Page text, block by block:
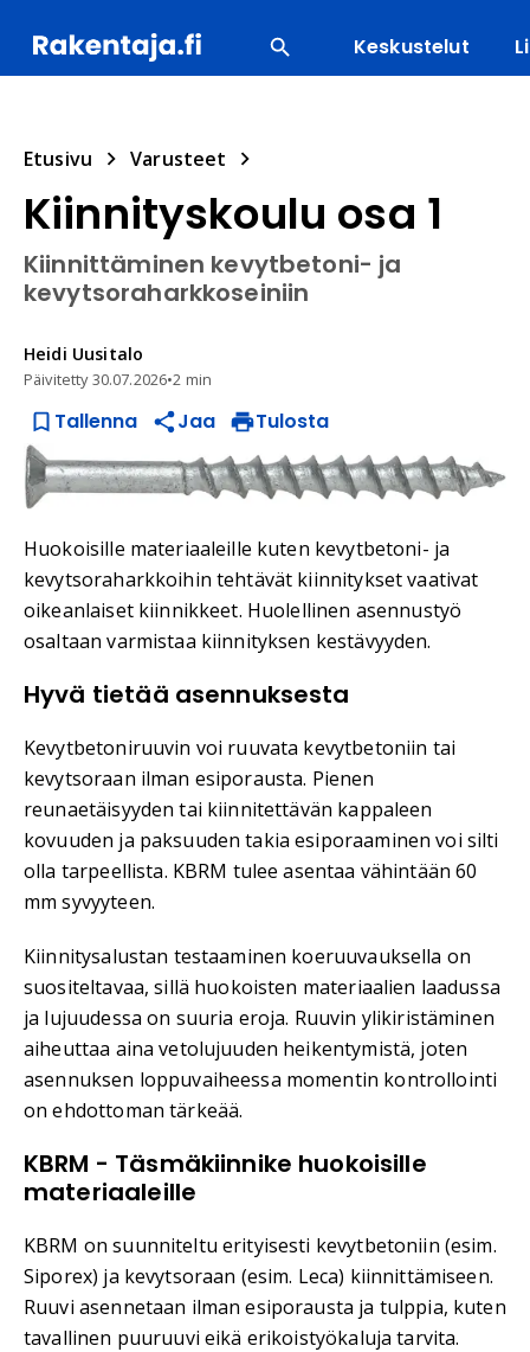
Keskustelut
Etusivu Varusteet
Kiinnityskoulu osa 1
Kiinnittäminen kevytbetoni- ja
kevytsoraharkkoseiniin
Heidi Uusitalo
Päivitetty30.07.2026•2 min
Tallenna Jaa Tulosta
Huokoisille materiaaleille kuten kevytbetoni- ja
kevytsoraharkkoihin tehtävät kiinnitykset vaativat
oikeanlaiset kiinnikkeet. Huolellinen asennustyö
osaltaan varmistaa kiinnityksen kestävyyden.
Hyvä tietää asennuksesta
Kevytbetoniruuvin voi ruuvata kevytbetoniin tai
kevytsoraan ilman esiporausta. Pienen
reunaetäisyyden tai kiinnitettävän kappaleen
kovuuden ja paksuuden takia esiporaaminen voi silti
olla tarpeellista. KBRM tulee asentaa vähintään 60
mm syvyyteen.
Kiinnitysalustan testaaminen koeruuvauksella on
suositeltavaa, sillä huokoisten materiaalien laadussa
ja lujuudessa on suuria eroja. Ruuvin ylikiristäminen
aiheuttaa aina vetolujuuden heikentymistä, joten
asennuksen loppuvaiheessa momentin kontrollointi
on ehdottoman tärkeää.
KBRM - Täsmäkiinnike huokoisille
materiaaleille
KBRM on suunniteltu erityisesti kevytbetoniin (esim.
Siporex) ja kevytsoraan (esim. Leca) kiinnittämiseen.
Ruuvi asennetaan ilman esiporausta ja tulppia, kuten
tavallinen puuruuvi eikä erikoistyökaluja tarvita.